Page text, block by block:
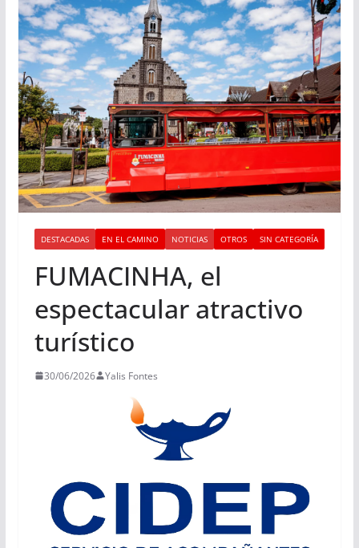
DESTACADAS EN EL CAMINO NOTICIAS OTROS SIN CATEGORÍA
FUMACINHA, el
espectacular atractivo
turístico
30/06/2026 Yalis Fontes